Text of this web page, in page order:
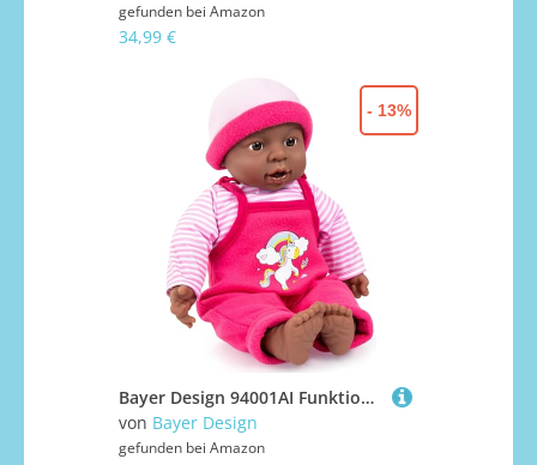
gefunden bei Amazon
34,99 €
Bayer Design 94001AI Funktionspuppe, Babypuppe interaktiv, sprechend, weicher Körper, 40 cm, dunkelhäutig, Rosa
von Bayer Design
gefunden bei Amazon
- 13%